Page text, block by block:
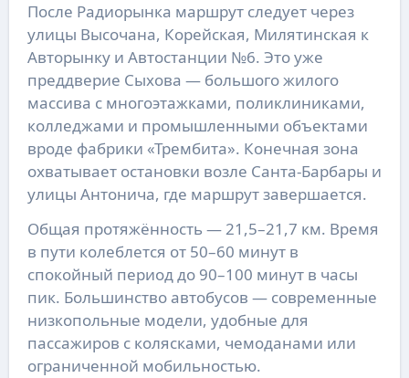
После Радиорынка маршрут следует через
улицы Высочана, Корейская, Милятинская к
Авторынку и Автостанции №6. Это уже
преддверие Сыхова — большого жилого
массива с многоэтажками, поликлиниками,
колледжами и промышленными объектами
вроде фабрики «Трембита». Конечная зона
охватывает остановки возле Санта-Барбары и
улицы Антонича, где маршрут завершается.
Общая протяжённость — 21,5–21,7 км. Время
в пути колеблется от 50–60 минут в
спокойный период до 90–100 минут в часы
пик. Большинство автобусов — современные
низкопольные модели, удобные для
пассажиров с колясками, чемоданами или
ограниченной мобильностью.